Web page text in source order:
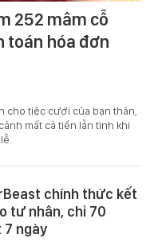
252 mâm cỗ
toán hóa đơn
cho tiệc cưới của bạn thân,
mất cả tiền lẫn tình khi
chính thức kết
tư nhân, chỉ 70
7 ngày